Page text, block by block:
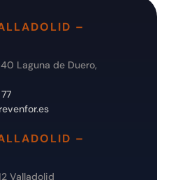
–
Laguna de Duero,
–
Valladolid